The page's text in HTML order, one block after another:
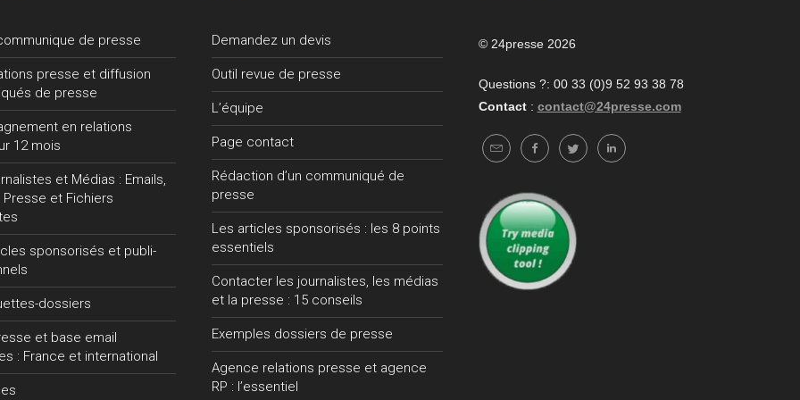
de presse
presse et diffusion
de presse
en relations
12 mois
et Médias : Emails,
et Fichiers
sponsorisés et publi-
dossiers
et base email
: France et international
Demandez un devis
Outil revue de presse
L’équipe
Page contact
Rédaction d’un communiqué de
presse
Les articles sponsorisés : les 8 points
essentiels
Contacter les journalistes, les médias
et la presse : 15 conseils
Exemples dossiers de presse
Agence relations presse et agence
RP : l’essentiel
© 24presse 2026
Questions ?: 00 33 (0)9 52 93 38 78
Contact : contact@24presse.com